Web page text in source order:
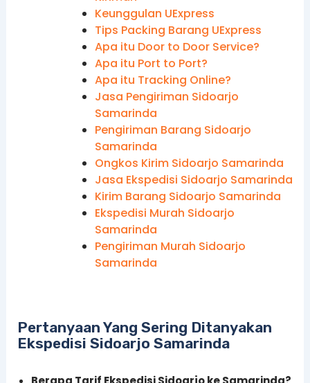
Keunggulan UExpress
Tips Packing Barang UExpress
Apa itu Door to Door Service?
Apa itu Port to Port?
Apa itu Tracking Online?
Jasa Pengiriman Sidoarjo
Samarinda
Pengiriman Barang Sidoarjo
Samarinda
Ongkos Kirim Sidoarjo Samarinda
Jasa Ekspedisi Sidoarjo Samarinda
Kirim Barang Sidoarjo Samarinda
Ekspedisi Murah Sidoarjo
Samarinda
Pengiriman Murah Sidoarjo
Samarinda
Pertanyaan Yang Sering Ditanyakan
Ekspedisi Sidoarjo Samarinda